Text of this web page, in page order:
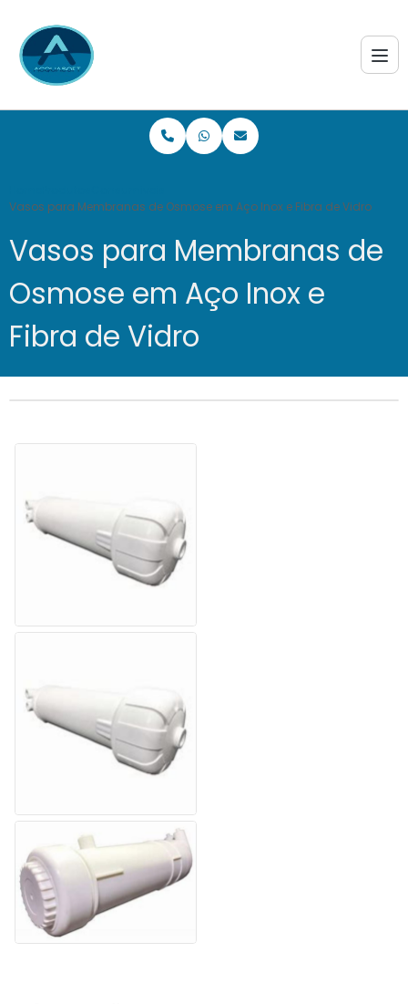
Vasos para Membranas de Osmose em Aço Inox e Fibra de Vidro
Vasos para Membranas de
Osmose em Aço Inox e
Fibra de Vidro